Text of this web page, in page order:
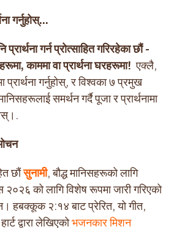
गर्नुहोस्...
गर्न प्रोत्साहित गरिरहेका छौं -
काममा वा प्रार्थना घरहरूमा! एक्लै,
प्रार्थना गर्नुहोस्, र विश्वका ७ प्रमुख
समर्थन गर्दै पूजा र प्रार्थनामा
छौंसुनामी, बौद्ध मानिसहरूको लागि
२०२६ को लागि विशेष रूपमा जारी गरिएको
हबक्कूक २:१४ बाट प्रेरित, यो गीत,
द्वारा लेखिएकोभजनकार मिशन